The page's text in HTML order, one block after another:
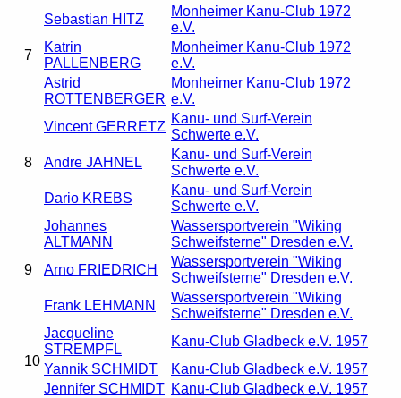
7
Sebastian HITZ
Monheimer Kanu-Club 1972
e.V.
Katrin
PALLENBERG
Monheimer Kanu-Club 1972
e.V.
Astrid
ROTTENBERGER
Monheimer Kanu-Club 1972
e.V.
8
Vincent GERRETZ
Kanu- und Surf-Verein
Schwerte e.V.
Andre JAHNEL
Kanu- und Surf-Verein
Schwerte e.V.
Dario KREBS
Kanu- und Surf-Verein
Schwerte e.V.
9
Johannes
ALTMANN
Wassersportverein "Wiking
Schweifsterne" Dresden e.V.
Arno FRIEDRICH
Wassersportverein "Wiking
Schweifsterne" Dresden e.V.
Frank LEHMANN
Wassersportverein "Wiking
Schweifsterne" Dresden e.V.
10
Jacqueline
STREMPFL
Kanu-Club Gladbeck e.V. 1957
Yannik SCHMIDT
Kanu-Club Gladbeck e.V. 1957
Jennifer SCHMIDT Kanu-Club Gladbeck e.V. 1957